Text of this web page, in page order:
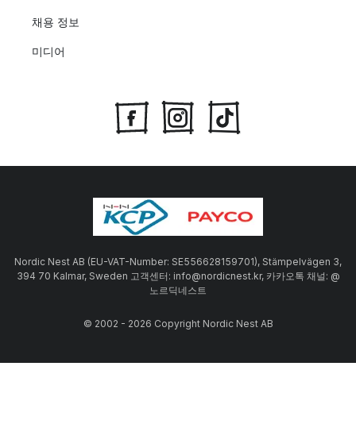
채용 정보
미디어
Nordic Nest AB (EU-VAT-Number: SE556628159701), Stämpelvägen 3,
394 70 Kalmar, Sweden 고객센터: info@nordicnest.kr, 카카오톡 채널: @
노르딕네스트
© 2002 - 2026 Copyright Nordic Nest AB